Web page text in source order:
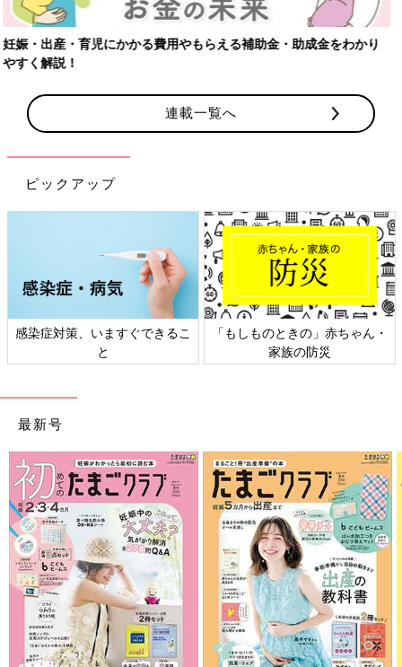
連載一覧へ
ピックアップ
日本外来小児科学会リーフレッ
ト検討会
六星占術 細木かおりさんの人生
相談
最新号